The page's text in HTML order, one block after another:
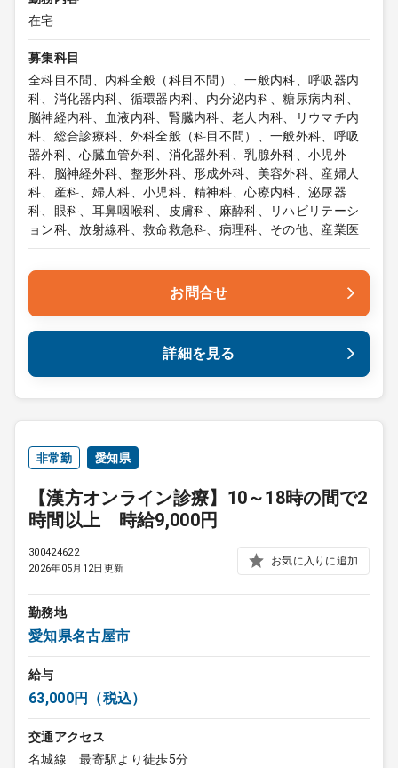
在宅
募集科目
全科目不問、内科全般（科目不問）、一般内科、呼吸器内
科、消化器内科、循環器内科、内分泌内科、糖尿病内科、
脳神経内科、血液内科、腎臓内科、老人内科、リウマチ内
科、総合診療科、外科全般（科目不問）、一般外科、呼吸
器外科、心臓血管外科、消化器外科、乳腺外科、小児外
科、脳神経外科、整形外科、形成外科、美容外科、産婦人
科、産科、婦人科、小児科、精神科、心療内科、泌尿器
科、眼科、耳鼻咽喉科、皮膚科、麻酔科、リハビリテーシ
ョン科、放射線科、救命救急科、病理科、その他、産業医
お問合せ
詳細を見る
非常勤 愛知県
【漢方オンライン診療】10～18時の間で2
時間以上 時給9,000円
300424622
2026年05月12日更新
お気に入りに追加
勤務地
愛知県名古屋市
給与
63,000円（税込）
交通アクセス
名城線 最寄駅より徒歩5分